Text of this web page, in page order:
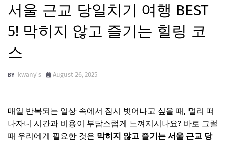
서울 근교 당일치기 여행 BEST
5! 막히지 않고 즐기는 힐링 코
스
kwany's August 26, 2025
매일 반복되는 일상 속에서 잠시 벗어나고 싶을 때, 멀리 떠
나자니 시간과 비용이 부담스럽게 느껴지시나요? 바로 그럴
때 우리에게 필요한 것은 막히지 않고 즐기는 서울 근교 당